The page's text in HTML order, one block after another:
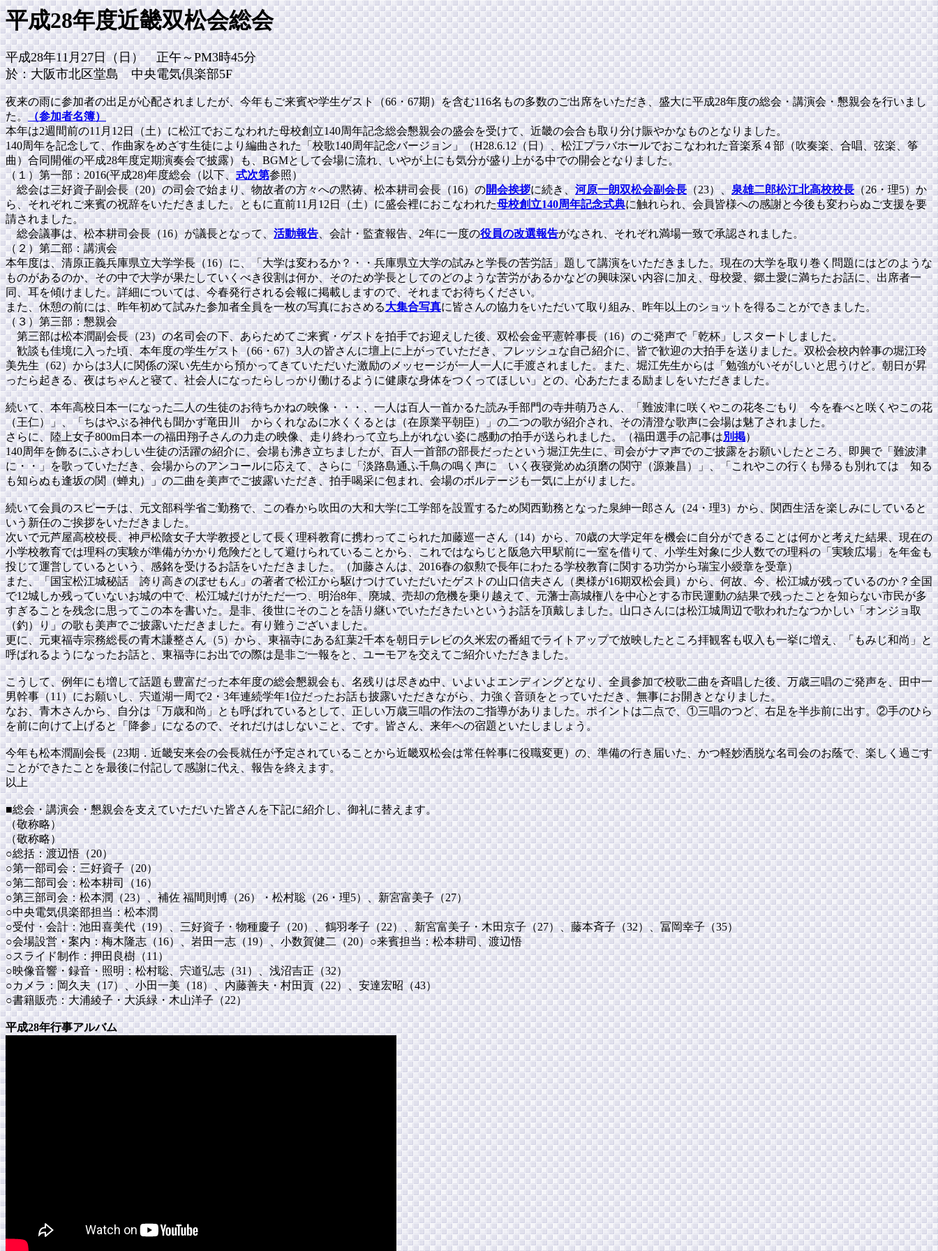
平成28年度近畿双松会総会
平成28年11月27日（日） 正午～PM3時45分
於：大阪市北区堂島 中央電気倶楽部5F
夜来の雨に参加者の出足が心配されましたが、今年もご来賓や学生ゲスト（66・67期）を含む116名もの多数のご出席をいただき、盛大に平成28年度の総会・講演会・懇親会を行いまし
た。（参加者名簿）
本年は2週間前の11月12日（土）に松江でおこなわれた母校創立140周年記念総会懇親会の盛会を受けて、近畿の会合も取り分け賑やかなものとなりました。
140周年を記念して、作曲家をめざす生徒により編曲された「校歌140周年記念バージョン」（H28.6.12（日）、松江プラバホールでおこなわれた音楽系４部（吹奏楽、合唱、弦楽、筝
曲）合同開催の平成28年度定期演奏会で披露）も、BGMとして会場に流れ、いやが上にも気分が盛り上がる中での開会となりました。
（１）第一部：2016(平成28)年度総会（以下、式次第参照）
総会は三好資子副会長（20）の司会で始まり、物故者の方々への黙祷、松本耕司会長（16）の開会挨拶に続き、河原一朗双松会副会長 （23）、泉雄二郎松江北高校校長 （26・理5）か
ら、それぞれご来賓の祝辞をいただきました。ともに直前11月12日（土）に盛会裡におこなわれた母校創立140周年記念式典に触れられ、会員皆様への感謝と今後も変わらぬご支援を要
請されました。
総会議事は、松本耕司会長（16）が議長となって、活動報告、会計・監査報告、2年に一度の役員の改選報告がなされ、それぞれ満場一致で承認されました。
（２）第二部：講演会
本年度は、清原正義兵庫県立大学学長（16）に、「大学は変わるか？・・兵庫県立大学の試みと学長の苦労話」題して講演をいただきました。現在の大学を取り巻く問題にはどのような
ものがあるのか、その中で大学が果たしていくべき役割は何か、そのため学長としてのどのような苦労があるかなどの興味深い内容に加え、母校愛、郷土愛に満ちたお話に、出席者一
同、耳を傾けました。詳細については、今春発行される会報に掲載しますので、それまでお待ちください。
また、休憩の前には、昨年初めて試みた参加者全員を一枚の写真におさめる大集合写真に皆さんの協力をいただいて取り組み、昨年以上のショットを得ることができました。
（３）第三部：懇親会
第三部は松本潤副会長（23）の名司会の下、あらためてご来賓・ゲストを拍手でお迎えした後、双松会金平憲幹事長（16）のご発声で「乾杯」しスタートしました。
歓談も佳境に入った頃、本年度の学生ゲスト（66・67）3人の皆さんに壇上に上がっていただき、フレッシュな自己紹介に、皆で歓迎の大拍手を送りました。双松会校内幹事の堀江玲
美先生（62）からは3人に関係の深い先生から預かってきていただいた激励のメッセージが一人一人に手渡されました。また、堀江先生からは「勉強がいそがしいと思うけど。朝日が昇
ったら起きる、夜はちゃんと寝て、社会人になったらしっかり働けるように健康な身体をつくってほしい」との、心あたたまる励ましをいただきました。
続いて、本年高校日本一になった二人の生徒のお待ちかねの映像・・・、一人は百人一首かるた読み手部門の寺井萌乃さん、「難波津に咲くやこの花冬ごもり 今を春べと咲くやこの花
（王仁）」、「ちはやぶる神代も聞かず竜田川 からくれなゐに水くくるとは（在原業平朝臣）」の二つの歌が紹介され、その清澄な歌声に会場は魅了されました。
さらに、陸上女子800m日本一の福田翔子さんの力走の映像、走り終わって立ち上がれない姿に感動の拍手が送られました。（福田選手の記事は別掲）
140周年を飾るにふさわしい生徒の活躍の紹介に、会場も沸き立ちましたが、百人一首部の部長だったという堀江先生に、司会がナマ声でのご披露をお願いしたところ、即興で「難波津
に・・」を歌っていただき、会場からのアンコールに応えて、さらに「淡路島通ふ千鳥の鳴く声に いく夜寝覚めぬ須磨の関守（源兼昌）」、「これやこの行くも帰るも別れては 知る
も知らぬも逢坂の関（蝉丸）」の二曲を美声でご披露いただき、拍手喝采に包まれ、会場のボルテージも一気に上がりました。
続いて会員のスピーチは、元文部科学省ご勤務で、この春から吹田の大和大学に工学部を設置するため関西勤務となった泉紳一郎さん（24・理3）から、関西生活を楽しみにしていると
いう新任のご挨拶をいただきました。
次いで元芦屋高校校長、神戸松陰女子大学教授として長く理科教育に携わってこられた加藤巡一さん（14）から、70歳の大学定年を機会に自分ができることは何かと考えた結果、現在の
小学校教育では理科の実験が準備がかかり危険だとして避けられていることから、これではならじと阪急六甲駅前に一室を借りて、小学生対象に少人数での理科の「実験広場」を年金も
投じて運営しているという、感銘を受けるお話をいただきました。（加藤さんは、2016春の叙勲で長年にわたる学校教育に関する功労から瑞宝小綬章を受章）
また、「国宝松江城秘話 誇り高きのぼせもん」の著者で松江から駆けつけていただいたゲストの山口信夫さん（奥様が16期双松会員）から、何故、今、松江城が残っているのか？全国
で12城しか残っていないお城の中で、松江城だけがただ一つ、明治8年、廃城、売却の危機を乗り越えて、元藩士高城権八を中心とする市民運動の結果で残ったことを知らない市民が多
すぎることを残念に思ってこの本を書いた。是非、後世にそのことを語り継いでいただきたいというお話を頂戴しました。山口さんには松江城周辺で歌われたなつかしい「オンジョ取
（釣）り」の歌も美声でご披露いただきました。有り難うございました。
更に、元東福寺宗務総長の青木謙整さん（5）から、東福寺にある紅葉2千本を朝日テレビの久米宏の番組でライトアップで放映したところ拝観客も収入も一挙に増え、「もみじ和尚」と
呼ばれるようになったお話と、東福寺にお出での際は是非ご一報をと、ユーモアを交えてご紹介いただきました。
こうして、例年にも増して話題も豊富だった本年度の総会懇親会も、名残りは尽きぬ中、いよいよエンディングとなり、全員参加で校歌二曲を斉唱した後、万歳三唱のご発声を、田中一
男幹事（11）にお願いし、宍道湖一周で2・3年連続学年1位だったお話も披露いただきながら、力強く音頭をとっていただき、無事にお開きとなりました。
なお、青木さんから、自分は「万歳和尚」とも呼ばれているとして、正しい万歳三唱の作法のご指導がありました。ポイントは二点で、①三唱のつど、右足を半歩前に出す。②手のひら
を前に向けて上げると「降参」になるので、それだけはしないこと、です。皆さん、来年への宿題といたしましょう。
今年も松本潤副会長（23期．近畿安来会の会長就任が予定されていることから近畿双松会は常任幹事に役職変更）の、準備の行き届いた、かつ軽妙洒脱な名司会のお蔭で、楽しく過ごす
ことができたことを最後に付記して感謝に代え、報告を終えます。
以上
■総会・講演会・懇親会を支えていただいた皆さんを下記に紹介し、御礼に替えます。
（敬称略）
（敬称略）
○総括：渡辺悟（20）
○第一部司会：三好資子（20）
○第二部司会：松本耕司（16）
○第三部司会：松本潤（23）、補佐 福間則博（26）・松村聡（26・理5）、新宮富美子（27）
○中央電気倶楽部担当：松本潤
○受付・会計：池田喜美代（19）、三好資子・物種慶子（20）、鶴羽孝子（22）、新宮富美子・木田京子（27）、藤本斉子（32）、冨岡幸子（35）
○会場設営・案内：梅木隆志（16）、岩田一志（19）、小数賀健二（20）○来賓担当：松本耕司、渡辺悟
○スライド制作：押田良樹（11）
○映像音響・録音・照明：松村聡、宍道弘志（31）、浅沼吉正（32）
○カメラ：岡久夫（17）、小田一美（18）、内藤善夫・村田貢（22）、安達宏昭（43）
○書籍販売：大浦綾子・大浜緑・木山洋子（22）
平成28年行事アルバム